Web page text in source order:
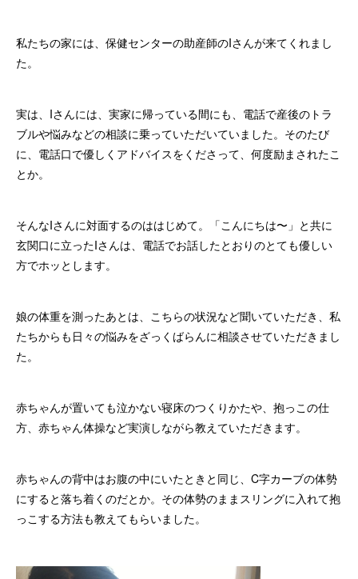
私たちの家には、保健センターの助産師のIさんが来てくれまし
た。
実は、Iさんには、実家に帰っている間にも、電話で産後のトラ
ブルや悩みなどの相談に乗っていただいていました。そのたび
に、電話口で優しくアドバイスをくださって、何度励まされたこ
とか。
そんなIさんに対面するのははじめて。「こんにちは〜」と共に
玄関口に立ったIさんは、電話でお話したとおりのとても優しい
方でホッとします。
娘の体重を測ったあとは、こちらの状況など聞いていただき、私
たちからも日々の悩みをざっくばらんに相談させていただきまし
た。
赤ちゃんが置いても泣かない寝床のつくりかたや、抱っこの仕
方、赤ちゃん体操など実演しながら教えていただきます。
赤ちゃんの背中はお腹の中にいたときと同じ、C字カーブの体勢
にすると落ち着くのだとか。その体勢のままスリングに入れて抱
っこする方法も教えてもらいました。